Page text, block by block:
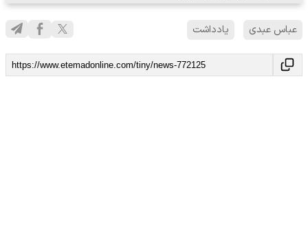
عباس عبدی یادداشت